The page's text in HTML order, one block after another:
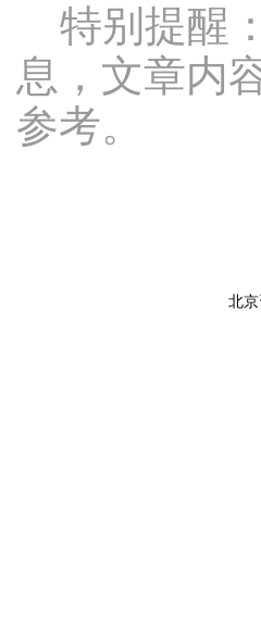
特别提醒
息，文章内
参考。
北